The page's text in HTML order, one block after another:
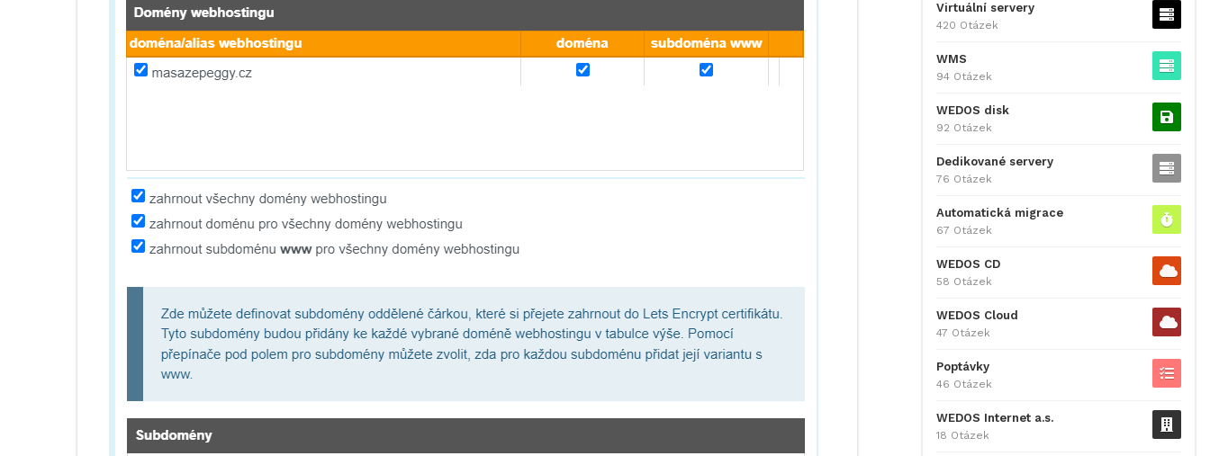
Virtuální servery
420 Otázek
WMS
94 Otázek
WEDOS disk
92 Otázek
Dedikované servery
76 Otázek
Automatická migrace
67 Otázek
WEDOS CD
58 Otázek
WEDOS Cloud
47 Otázek
Poptávky
46 Otázek
WEDOS Internet a.s.
18 Otázek